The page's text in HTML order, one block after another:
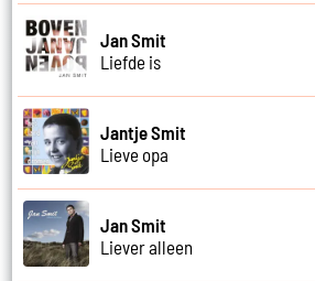
Jan Smit
Liefde is
Jantje Smit
Lieve opa
Jan Smit
Liever alleen